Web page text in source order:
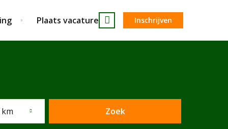
Plaats vacature Inschrijven
km